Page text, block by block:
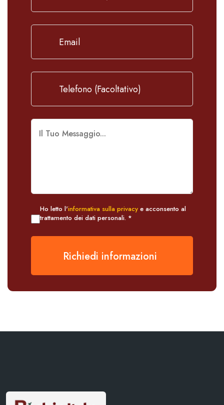
Ho letto l'informativa sulla privacy e acconsento al
trattamento dei dati personali. *
Richiedi informazioni